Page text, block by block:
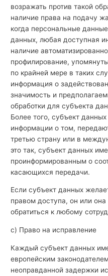
возражать против такой
наличие права на подачу
когда персональные
данных, любая доступная
наличие
профилирование,
по крайней мере в таких
информация о
значимость и
обработки для субъекта
Более того, субъект
информации о том,
третью страну или в
это так, субъект данных
проинформированным о
касающихся передачи.
Если субъект данных
правом доступа, он или
обратиться к любому
с) Право на исправление
Каждый субъект данных
европейским
неоправданной задержки